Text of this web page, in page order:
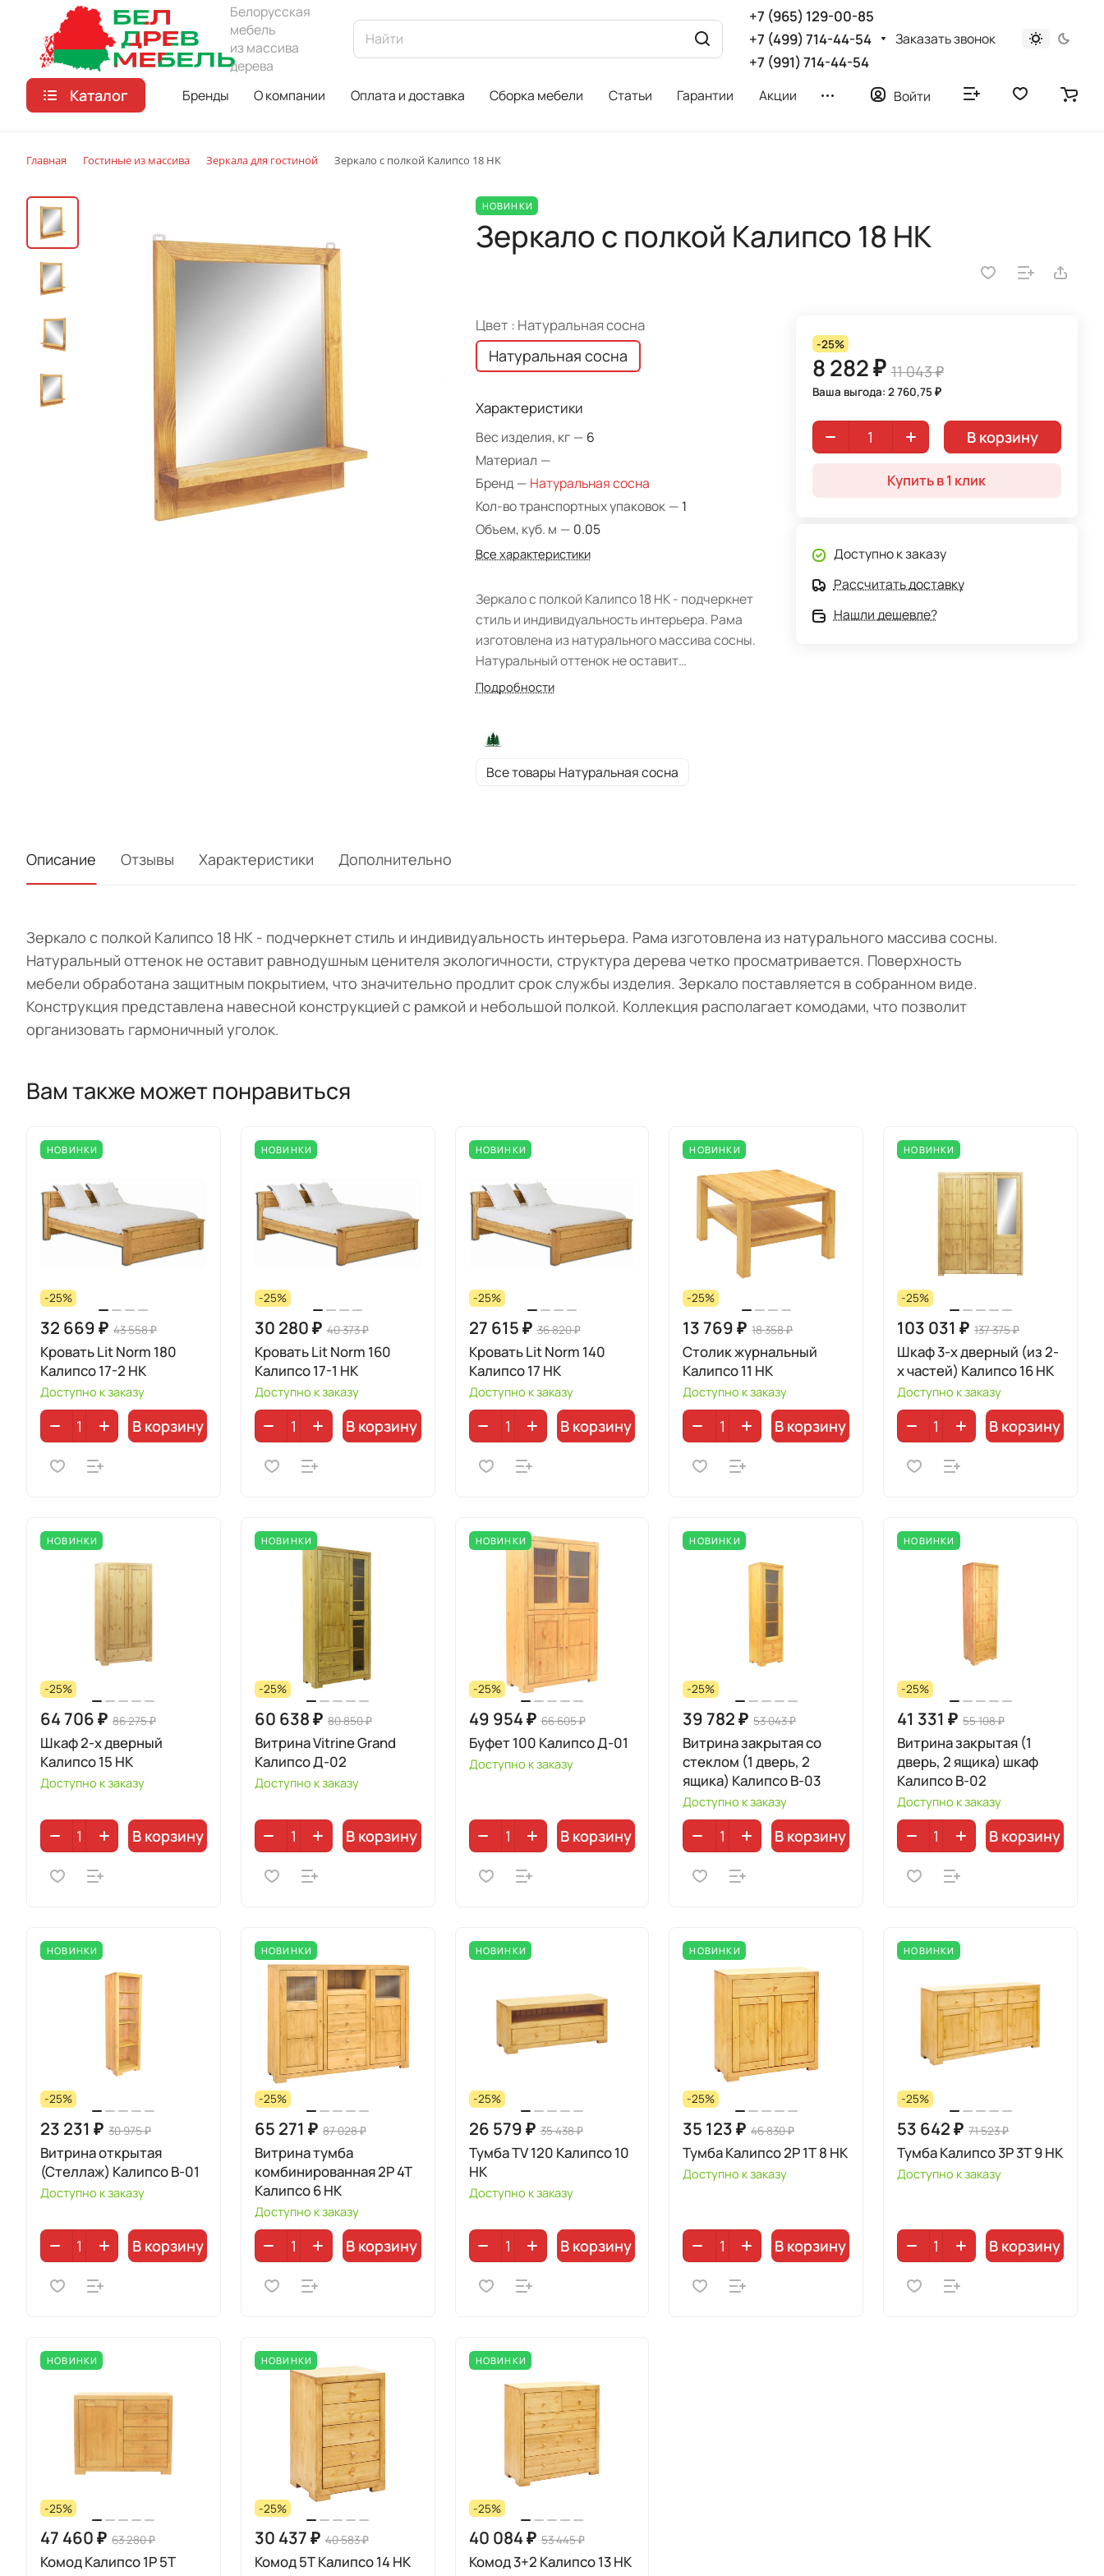
Белорусская
мебель
из массива
дерева
+7 (965) 129-00-85
+7 (499) 714-44-54
+7 (991) 714-44-54
Заказать звонок
Каталог Бренды О компании Оплата и доставка Сборка мебели Статьи Гарантии Акции Войти
Главная Гостиные из массива Зеркала для гостиной Зеркало с полкой Калипсо 18 НК
НОВИНКИ
Зеркало с полкой Калипсо 18 НК
Цвет : Натуральная сосна
Натуральная сосна
Характеристики
Вес изделия, кг — 6
Материал —
Бренд — Натуральная сосна
Кол-во транспортных упаковок — 1
Объем, куб. м — 0.05
Все характеристики
Зеркало с полкой Калипсо 18 НК - подчеркнет
стиль и индивидуальность интерьера. Рама
изготовлена из натурального массива сосны.
Натуральный оттенок не оставит
равнодушным ценителя экологичности,
покрытием, что значительно продлит срок
службы изделия. Зеркало поставляется в
собранном виде. Конструкция представлена
Подробности
Все товары Натуральная сосна
-25%
8 282 ₽ 11 043 ₽
Ваша выгода: 2 760,75 ₽
В корзину
Купить в 1 клик
Доступно к заказу
Рассчитать доставку
Нашли дешевле?
Описание Отзывы Характеристики Дополнительно
Зеркало с полкой Калипсо 18 НК - подчеркнет стиль и индивидуальность интерьера. Рама изготовлена из натурального массива сосны.
Натуральный оттенок не оставит равнодушным ценителя экологичности, структура дерева четко просматривается. Поверхность
мебели обработана защитным покрытием, что значительно продлит срок службы изделия. Зеркало поставляется в собранном виде.
Конструкция представлена навесной конструкцией с рамкой и небольшой полкой. Коллекция располагает комодами, что позволит
организовать гармоничный уголок.
Вам также может понравиться
НОВИНКИ
-25%
32 669 ₽ 43 558 ₽
Кровать Lit Norm 180
Калипсо 17-2 НК
Доступно к заказу
В корзину
НОВИНКИ
-25%
30 280 ₽ 40 373 ₽
Кровать Lit Norm 160
Калипсо 17-1 НК
Доступно к заказу
В корзину
НОВИНКИ
-25%
27 615 ₽ 36 820 ₽
Кровать Lit Norm 140
Калипсо 17 НК
Доступно к заказу
В корзину
НОВИНКИ
-25%
13 769 ₽ 18 358 ₽
Столик журнальный
Калипсо 11 НК
Доступно к заказу
В корзину
НОВИНКИ
-25%
103 031 ₽ 137 375 ₽
Шкаф 3-х дверный (из 2-
х частей) Калипсо 16 НК
Доступно к заказу
В корзину
НОВИНКИ
-25%
64 706 ₽ 86 275 ₽
Шкаф 2-х дверный
Калипсо 15 НК
Доступно к заказу
В корзину
НОВИНКИ
-25%
60 638 ₽ 80 850 ₽
Витрина Vitrine Grand
Калипсо Д-02
Доступно к заказу
В корзину
НОВИНКИ
-25%
49 954 ₽ 66 605 ₽
Буфет 100 Калипсо Д-01
Доступно к заказу
В корзину
НОВИНКИ
-25%
39 782 ₽ 53 043 ₽
Витрина закрытая со
стеклом (1 дверь, 2
ящика) Калипсо B-03
Доступно к заказу
В корзину
НОВИНКИ
-25%
41 331 ₽ 55 108 ₽
Витрина закрытая (1
дверь, 2 ящика) шкаф
Калипсо B-02
Доступно к заказу
В корзину
НОВИНКИ
-25%
23 231 ₽ 30 975 ₽
Витрина открытая
(Стеллаж) Калипсо B-01
Доступно к заказу
В корзину
НОВИНКИ
-25%
65 271 ₽ 87 028 ₽
Витрина тумба
комбинированная 2Р 4Т
Калипсо 6 НК
Доступно к заказу
В корзину
НОВИНКИ
-25%
26 579 ₽ 35 438 ₽
Тумба TV 120 Калипсо 10
HK
Доступно к заказу
В корзину
НОВИНКИ
-25%
35 123 ₽ 46 830 ₽
Тумба Калипсо 2P 1T 8 HK
Доступно к заказу
В корзину
НОВИНКИ
-25%
53 642 ₽ 71 523 ₽
Тумба Калипсо 3P 3T 9 HK
Доступно к заказу
В корзину
НОВИНКИ
-25%
47 460 ₽ 63 280 ₽
Комод Калипсо 1P 5T
НОВИНКИ
-25%
30 437 ₽ 40 583 ₽
Комод 5Т Калипсо 14 НК
НОВИНКИ
-25%
40 084 ₽ 53 445 ₽
Комод 3+2 Калипсо 13 НК